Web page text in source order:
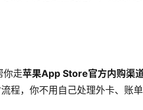
你走苹果App Store官方内购渠
程，你不用自己处理外卡、账